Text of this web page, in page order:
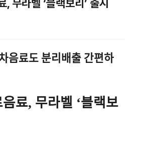
, 무라벨 ‘블랙보리’ 출시
음료도 분리배출 간편하
음료, 무라벨 ‘블랙보